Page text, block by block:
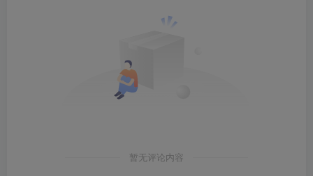
暂无评论内容